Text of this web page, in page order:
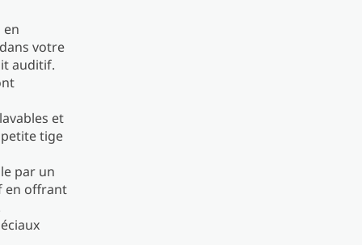
en
votre
auditif.
et
tige
par un
en offrant